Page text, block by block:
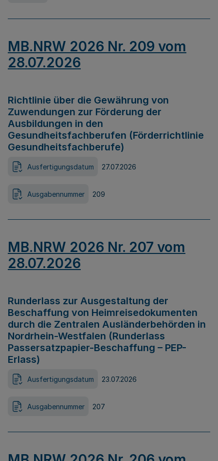
MB.NRW 2026 Nr. 209 vom
28.07.2026
Richtlinie über die Gewährung von
Zuwendungen zur Förderung der
Ausbildungen in den
Gesundheitsfachberufen (Förderrichtlinie
Gesundheitsfachberufe)
Ausfertigungsdatum 27.07.2026
Ausgabennummer 209
MB.NRW 2026 Nr. 207 vom
28.07.2026
Runderlass zur Ausgestaltung der
Beschaffung von Heimreisedokumenten
durch die Zentralen Ausländerbehörden in
Nordrhein-Westfalen (Runderlass
Passersatzpapier-Beschaffung – PEP-
Erlass)
Ausfertigungsdatum 23.07.2026
Ausgabennummer 207